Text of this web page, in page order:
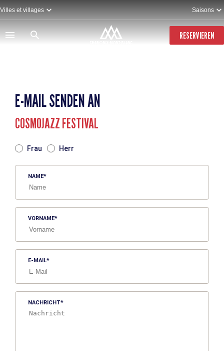
Direkt
zum
Inhalt
Villes et villages Saisons
RESERVIEREN
E-MAIL SENDEN AN
COSMOJAZZ FESTIVAL
Frau Herr
NAME
VORNAME
E-MAIL
NACHRICHT